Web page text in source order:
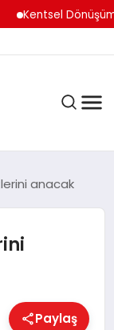
Kentsel Dönüşüm Ofisi
anacak
Paylaş